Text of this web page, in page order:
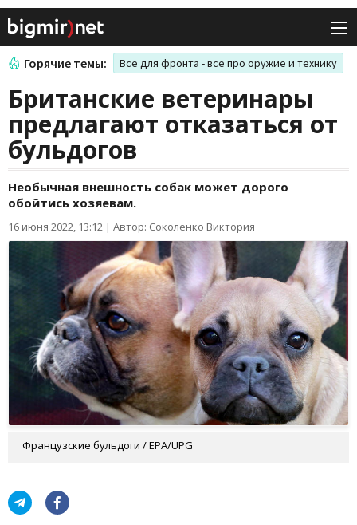
Горячие темы: Все для фронта - все про оружие и технику
Британские ветеринары
предлагают отказаться от
бульдогов
Необычная внешность собак может дорого
обойтись хозяевам.
16 июня 2022, 13:12 | Автор: Соколенко Виктория
Французские бульдоги / EPA/UPG